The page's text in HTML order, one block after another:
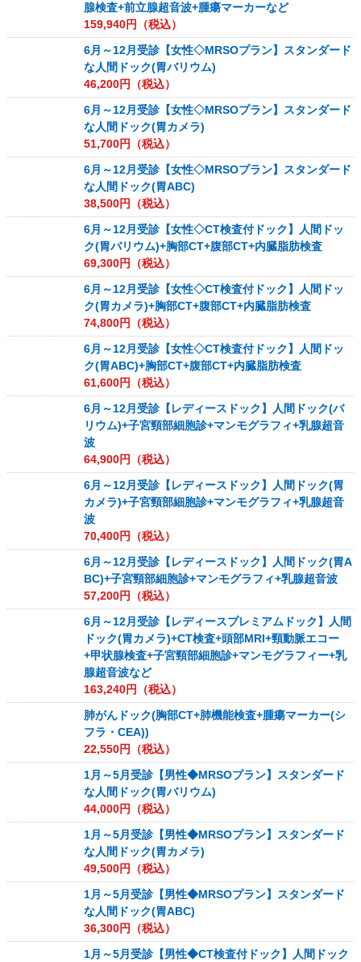
腺検査+前立腺超音波+腫瘍マーカーなど
159,940円（税込）
6月～12月受診【女性◇MRSOプラン】スタンダード
な人間ドック(胃バリウム)
46,200円（税込）
6月～12月受診【女性◇MRSOプラン】スタンダード
な人間ドック(胃カメラ)
51,700円（税込）
6月～12月受診【女性◇MRSOプラン】スタンダード
な人間ドック(胃ABC)
38,500円（税込）
6月～12月受診【女性◇CT検査付ドック】人間ドッ
ク(胃バリウム)+胸部CT+腹部CT+内臓脂肪検査
69,300円（税込）
6月～12月受診【女性◇CT検査付ドック】人間ドッ
ク(胃カメラ)+胸部CT+腹部CT+内臓脂肪検査
74,800円（税込）
6月～12月受診【女性◇CT検査付ドック】人間ドッ
ク(胃ABC)+胸部CT+腹部CT+内臓脂肪検査
61,600円（税込）
6月～12月受診【レディースドック】人間ドック(バ
リウム)+子宮頸部細胞診+マンモグラフィ+乳腺超音
波
64,900円（税込）
6月～12月受診【レディースドック】人間ドック(胃
カメラ)+子宮頸部細胞診+マンモグラフィ+乳腺超音
波
70,400円（税込）
6月～12月受診【レディースドック】人間ドック(胃A
BC)+子宮頸部細胞診+マンモグラフィ+乳腺超音波
57,200円（税込）
6月～12月受診【レディースプレミアムドック】人間
ドック(胃カメラ)+CT検査+頭部MRI+頸動脈エコー
+甲状腺検査+子宮頸部細胞診+マンモグラフィー+乳
腺超音波など
163,240円（税込）
肺がんドック(胸部CT+肺機能検査+腫瘍マーカー(シ
フラ・CEA))
22,550円（税込）
1月～5月受診【男性◆MRSOプラン】スタンダード
な人間ドック(胃バリウム)
44,000円（税込）
1月～5月受診【男性◆MRSOプラン】スタンダード
な人間ドック(胃カメラ)
49,500円（税込）
1月～5月受診【男性◆MRSOプラン】スタンダード
な人間ドック(胃ABC)
36,300円（税込）
1月～5月受診【男性◆CT検査付ドック】人間ドック